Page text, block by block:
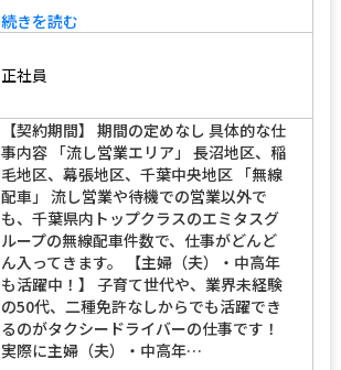
続きを読む
正社員
【契約期間】 期間の定めなし 具体的な仕
事内容 「流し営業エリア」 長沼地区、稲
毛地区、幕張地区、千葉中央地区 「無線
配車」 流し営業や待機での営業以外で
も、千葉県内トップクラスのエミタスグ
ループの無線配車件数で、仕事がどんど
ん入ってきます。 【主婦（夫）・中高年
も活躍中！】 子育て世代や、業界未経験
の50代、二種免許なしからでも活躍でき
るのがタクシードライバーの仕事です！
実際に主婦（夫）・中高年…